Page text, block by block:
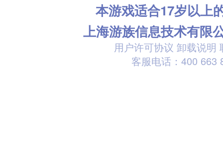
本游戏适合17岁以上
上海游族信息技术有限
用户许可协议 卸载说明
客服电话：400 663